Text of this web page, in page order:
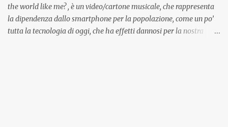
the world like me? , è un video/cartone musicale, che rappresenta
la dipendenza dallo smartphone per la popolazione, come un po’
tutta la tecnologia di oggi, che ha effetti dannosi per la nostra